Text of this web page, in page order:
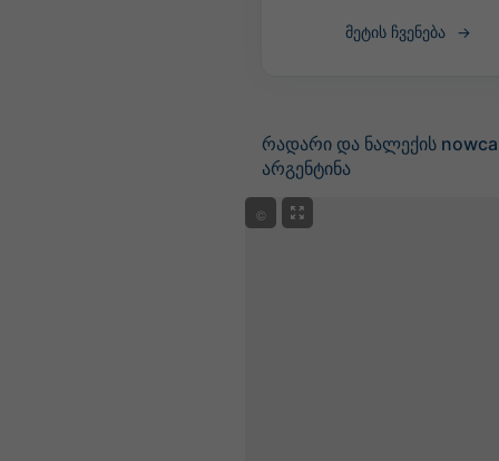
მეტის ჩვენება
რადარი და ნალექის
არგენტინა